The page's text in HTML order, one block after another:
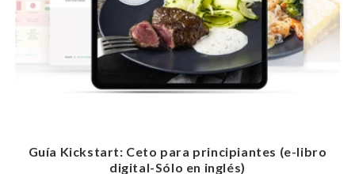
Guía Kickstart: Ceto para principiantes (e-libro
digital-Sólo en inglés)